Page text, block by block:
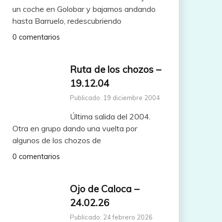
un coche en Golobar y bajamos andando
hasta Barruelo, redescubriendo
0 comentarios
Ruta de los chozos –
19.12.04
Publicado: 19 diciembre 2004
Última salida del 2004.
Otra en grupo dando una vuelta por
algunos de los chozos de
0 comentarios
Ojo de Caloca –
24.02.26
Publicado: 24 febrero 2026